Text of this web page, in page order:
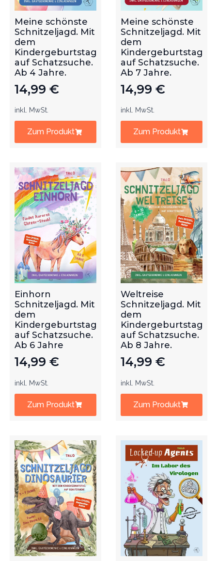
Meine schönste
Schnitzeljagd. Mit
dem
Kindergeburtstag
auf Schatzsuche.
Ab 4 Jahre.
14,99 €
inkl. MwSt.
Zum Produkt
Meine schönste
Schnitzeljagd. Mit
dem
Kindergeburtstag
auf Schatzsuche.
Ab 7 Jahre.
14,99 €
inkl. MwSt.
Zum Produkt
Einhorn
Schnitzeljagd. Mit
dem
Kindergeburtstag
auf Schatzsuche.
Ab 6 Jahre
14,99 €
inkl. MwSt.
Zum Produkt
Weltreise
Schnitzeljagd. Mit
dem
Kindergeburtstag
auf Schatzsuche.
Ab 8 Jahre.
14,99 €
inkl. MwSt.
Zum Produkt